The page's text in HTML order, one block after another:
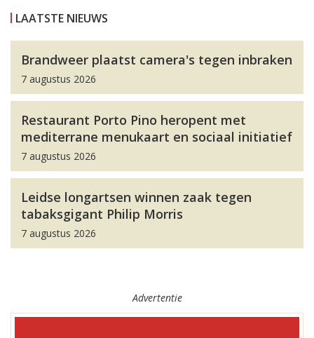
LAATSTE NIEUWS
Brandweer plaatst camera's tegen inbraken
7 augustus 2026
Restaurant Porto Pino heropent met
mediterrane menukaart en sociaal initiatief
7 augustus 2026
Leidse longartsen winnen zaak tegen
tabaksgigant Philip Morris
7 augustus 2026
Advertentie